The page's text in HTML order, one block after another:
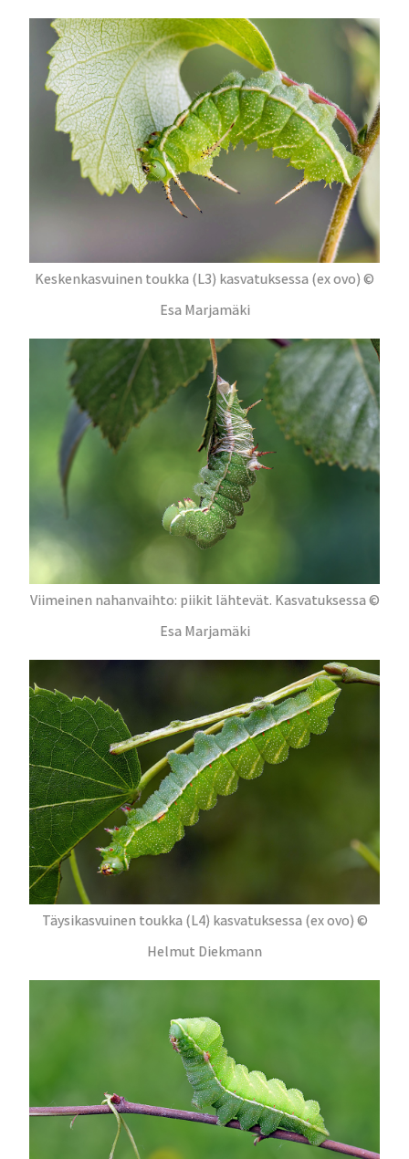
Keskenkasvuinen toukka (L3) kasvatuksessa (ex ovo) ©
Esa Marjamäki
Viimeinen nahanvaihto: piikit lähtevät. Kasvatuksessa ©
Esa Marjamäki
Täysikasvuinen toukka (L4) kasvatuksessa (ex ovo) ©
Helmut Diekmann